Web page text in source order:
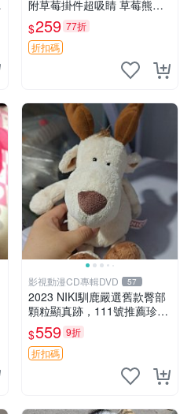
附草莓掛件超吸睛 草莓熊手
提包 草莓掛件 可愛portunes
e
$259 77折
折扣碼
影視動漫CD專輯DVD 57
2023 NIKI馴鹿嚴選舊款臀部
顆粒顯真跡，111號推薦珍藏
品 馴鹿 舊款 尾巴顆粒
$559 9折
折扣碼